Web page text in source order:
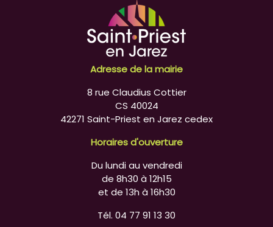
Adresse de la mairie
8 rue Claudius Cottier
CS 40024
42271 Saint-Priest en Jarez cedex
Horaires d'ouverture
Du lundi au vendredi
de 8h30 à 12h15
et de 13h à 16h30
Tél. 04 77 91 13 30